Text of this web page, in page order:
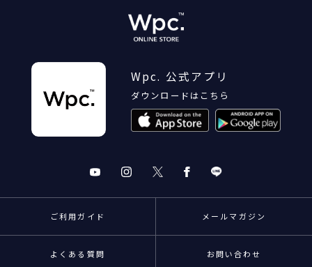
Wpc. 公式アプリ
ダウンロードはこちら
ご利用ガイド メールマガジン
よくある質問 お問い合わせ